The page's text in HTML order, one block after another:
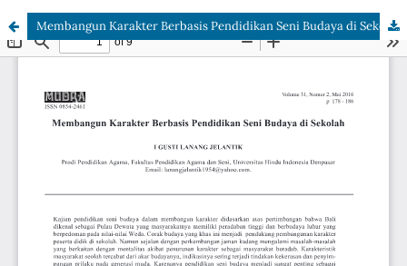
Membangun Karakter Berbasis Pendidikan Seni Budaya di Sekolah